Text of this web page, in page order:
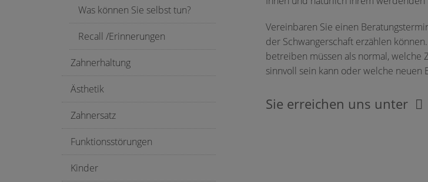
Was können Sie selbst tun?
Recall /Erinnerungen
Zahnerhaltung
Ästhetik
Zahnersatz
Funktionsstörungen
Kinder
Vereinbaren Sie einen
der Schwangerschaft erzählen
betreiben müssen als normal, welche
sinnvoll sein kann oder welche neuen
Sie erreichen uns unter